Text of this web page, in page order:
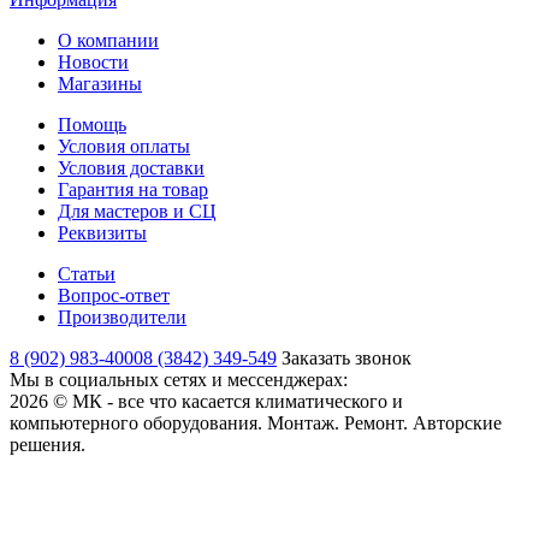
О компании
Новости
Магазины
Помощь
Условия оплаты
Условия доставки
Гарантия на товар
Для мастеров и СЦ
Реквизиты
Статьи
Вопрос-ответ
Производители
8 (902) 983-40008 (3842) 349-549 Заказать звонок
Мы в социальных сетях и мессенджерах:
2026 © МК - все что касается климатического и
компьютерного оборудования. Монтаж. Ремонт. Авторские
решения.